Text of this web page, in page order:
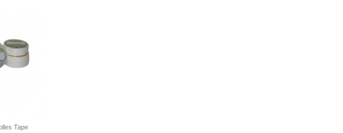
Tape